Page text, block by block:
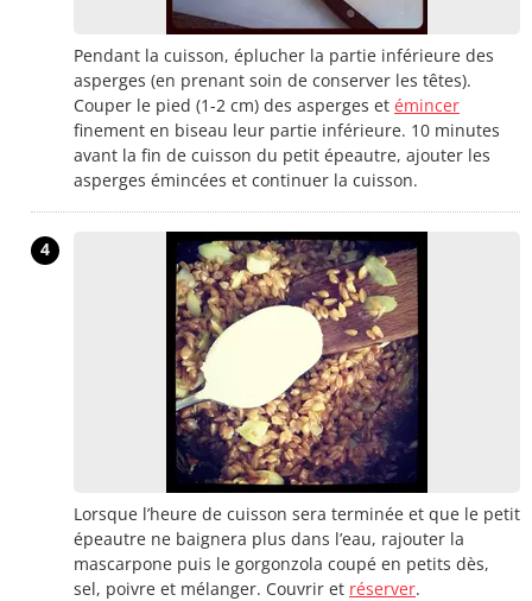
Pendant la cuisson, éplucher la partie inférieure des
asperges (en prenant soin de conserver les têtes).
Couper le pied (1-2 cm) des asperges et émincer
finement en biseau leur partie inférieure. 10 minutes
avant la fin de cuisson du petit épeautre, ajouter les
asperges émincées et continuer la cuisson.
4
Lorsque l’heure de cuisson sera terminée et que le petit
épeautre ne baignera plus dans l’eau, rajouter la
mascarpone puis le gorgonzola coupé en petits dès,
sel, poivre et mélanger. Couvrir et réserver.